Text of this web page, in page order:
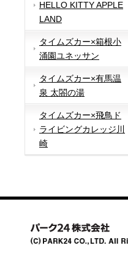
HELLO KITTY APPLE
LAND
タイムズカー×箱根小
涌園ユネッサン
タイムズカー×有馬温
泉 太閤の湯
タイムズカー×飛鳥ド
ライビングカレッジ川
崎